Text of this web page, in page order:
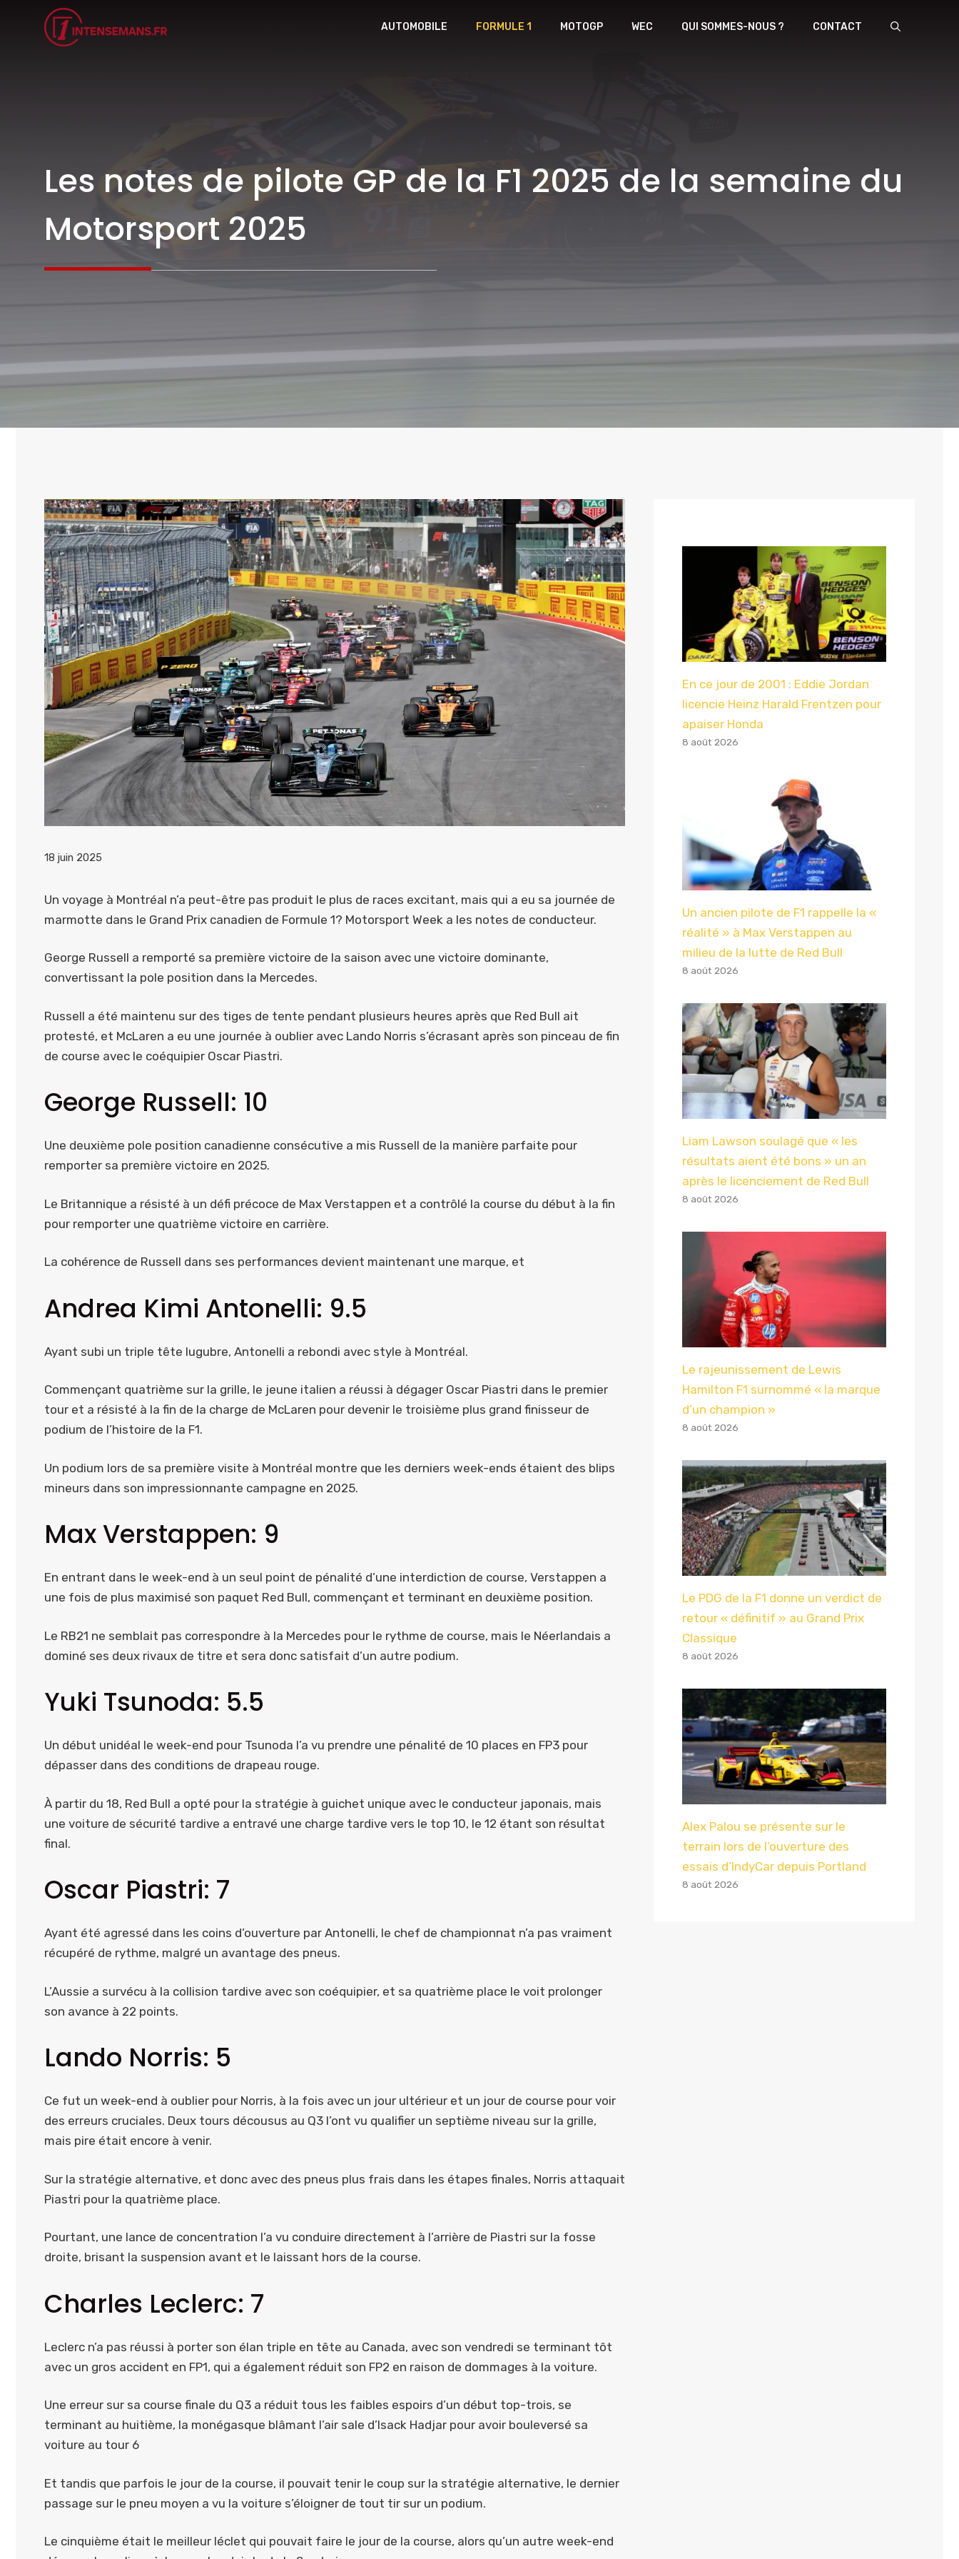
AUTOMOBILE FORMULE 1 MOTOGP WEC QUI SOMMES-NOUS ? CONTACT
Les notes de pilote GP de la F1 2025 de la semaine du
Motorsport 2025
18 juin 2025
Un voyage à Montréal n’a peut-être pas produit le plus de races excitant, mais qui a eu sa journée de
marmotte dans le Grand Prix canadien de Formule 1? Motorsport Week a les notes de conducteur.
George Russell a remporté sa première victoire de la saison avec une victoire dominante,
convertissant la pole position dans la Mercedes.
Russell a été maintenu sur des tiges de tente pendant plusieurs heures après que Red Bull ait
protesté, et McLaren a eu une journée à oublier avec Lando Norris s’écrasant après son pinceau de fin
de course avec le coéquipier Oscar Piastri.
George Russell: 10
Une deuxième pole position canadienne consécutive a mis Russell de la manière parfaite pour
remporter sa première victoire en 2025.
Le Britannique a résisté à un défi précoce de Max Verstappen et a contrôlé la course du début à la fin
pour remporter une quatrième victoire en carrière.
La cohérence de Russell dans ses performances devient maintenant une marque, et
Andrea Kimi Antonelli: 9.5
Ayant subi un triple tête lugubre, Antonelli a rebondi avec style à Montréal.
Commençant quatrième sur la grille, le jeune italien a réussi à dégager Oscar Piastri dans le premier
tour et a résisté à la fin de la charge de McLaren pour devenir le troisième plus grand finisseur de
podium de l’histoire de la F1.
Un podium lors de sa première visite à Montréal montre que les derniers week-ends étaient des blips
mineurs dans son impressionnante campagne en 2025.
Max Verstappen: 9
En entrant dans le week-end à un seul point de pénalité d’une interdiction de course, Verstappen a
une fois de plus maximisé son paquet Red Bull, commençant et terminant en deuxième position.
Le RB21 ne semblait pas correspondre à la Mercedes pour le rythme de course, mais le Néerlandais a
dominé ses deux rivaux de titre et sera donc satisfait d’un autre podium.
Yuki Tsunoda: 5.5
Un début unidéal le week-end pour Tsunoda l’a vu prendre une pénalité de 10 places en FP3 pour
dépasser dans des conditions de drapeau rouge.
À partir du 18, Red Bull a opté pour la stratégie à guichet unique avec le conducteur japonais, mais
une voiture de sécurité tardive a entravé une charge tardive vers le top 10, le 12 étant son résultat
final.
Oscar Piastri: 7
Ayant été agressé dans les coins d’ouverture par Antonelli, le chef de championnat n’a pas vraiment
récupéré de rythme, malgré un avantage des pneus.
L’Aussie a survécu à la collision tardive avec son coéquipier, et sa quatrième place le voit prolonger
son avance à 22 points.
Lando Norris: 5
Ce fut un week-end à oublier pour Norris, à la fois avec un jour ultérieur et un jour de course pour voir
des erreurs cruciales. Deux tours décousus au Q3 l’ont vu qualifier un septième niveau sur la grille,
mais pire était encore à venir.
Sur la stratégie alternative, et donc avec des pneus plus frais dans les étapes finales, Norris attaquait
Piastri pour la quatrième place.
Pourtant, une lance de concentration l’a vu conduire directement à l’arrière de Piastri sur la fosse
droite, brisant la suspension avant et le laissant hors de la course.
Charles Leclerc: 7
Leclerc n’a pas réussi à porter son élan triple en tête au Canada, avec son vendredi se terminant tôt
avec un gros accident en FP1, qui a également réduit son FP2 en raison de dommages à la voiture.
Une erreur sur sa course finale du Q3 a réduit tous les faibles espoirs d’un début top-trois, se
terminant au huitième, la monégasque blâmant l’air sale d’Isack Hadjar pour avoir bouleversé sa
voiture au tour 6
Et tandis que parfois le jour de la course, il pouvait tenir le coup sur la stratégie alternative, le dernier
passage sur le pneu moyen a vu la voiture s’éloigner de tout tir sur un podium.
Le cinquième était le meilleur léclet qui pouvait faire le jour de la course, alors qu’un autre week-end
En ce jour de 2001 : Eddie Jordan
licencie Heinz Harald Frentzen pour
apaiser Honda
8 août 2026
Un ancien pilote de F1 rappelle la «
réalité » à Max Verstappen au
milieu de la lutte de Red Bull
8 août 2026
Liam Lawson soulagé que « les
résultats aient été bons » un an
après le licenciement de Red Bull
8 août 2026
Le rajeunissement de Lewis
Hamilton F1 surnommé « la marque
d’un champion »
8 août 2026
Le PDG de la F1 donne un verdict de
retour « définitif » au Grand Prix
Classique
8 août 2026
Alex Palou se présente sur le
terrain lors de l’ouverture des
essais d’IndyCar depuis Portland
8 août 2026